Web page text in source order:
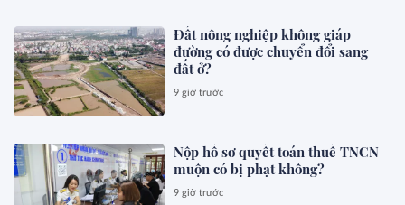
Đất nông nghiệp không giáp
đường có được chuyển đổi sang
đất ở?
9 giờ trước
Nộp hồ sơ quyết toán thuế TNCN
muộn có bị phạt không?
9 giờ trước